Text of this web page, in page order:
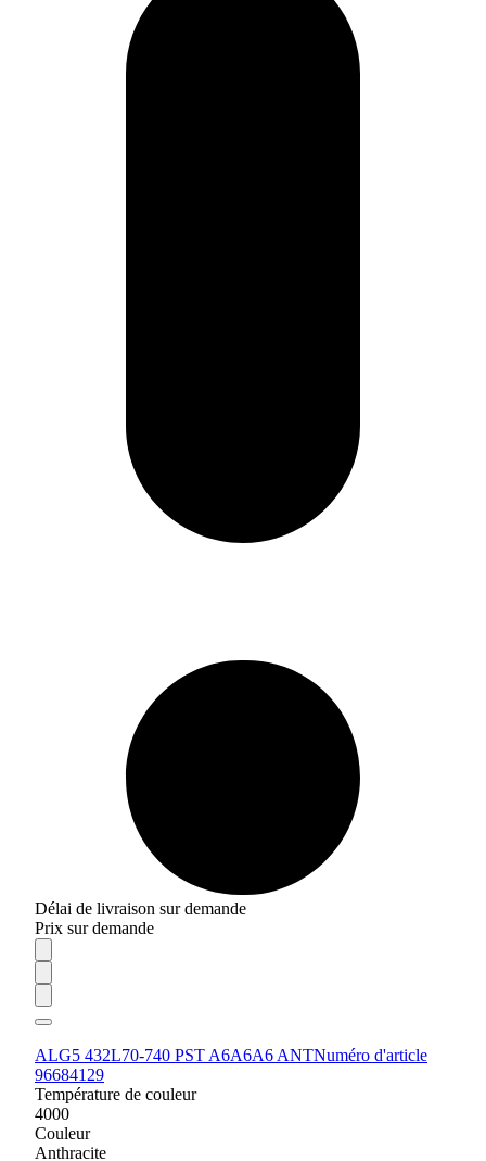
Délai de livraison sur demande
Prix sur demande
ALG5 432L70-740 PST A6A6A6 ANTNuméro d'article
96684129
Température de couleur
4000
Couleur
Anthracite